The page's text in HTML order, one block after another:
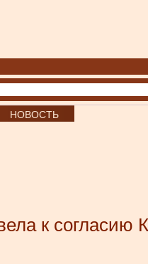
НОВОСТЬ
к согласию